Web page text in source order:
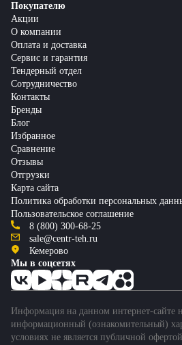
Покупателю
Акции
О компании
Оплата и доставка
Сервис и гарантия
Тендерный отдел
Сотрудничество
Контакты
Бренды
Блог
Избранное
Сравнение
Отзывы
Отгрузки
Карта сайта
Политика обработки персональных
Пользовательское соглашение
8 (800) 300-68-25
sale@centr-teh.ru
Кемерово
Мы в соцсетях
Информация на данном интернет-сайте
информационный (ознакомительный)
условиях не является публичной